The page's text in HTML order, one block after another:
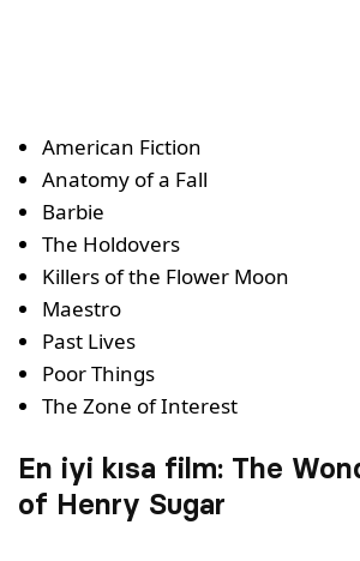
American Fiction
Anatomy of a Fall
Barbie
The Holdovers
Killers of the Flower Moon
Maestro
Past Lives
Poor Things
The Zone of Interest
En iyi kısa film: The
of Henry Sugar